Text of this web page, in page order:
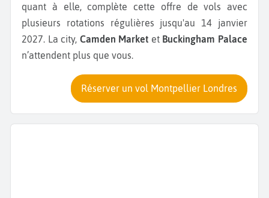
quant à elle, complète cette offre de vols avec
plusieurs rotations régulières jusqu'au 14 janvier
2027. La city, Camden Market et Buckingham Palace
n’attendent plus que vous.
Réserver un vol Montpellier Londres